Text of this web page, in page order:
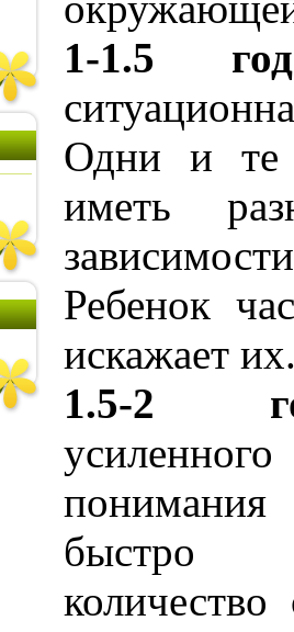
1-1.5
Одни и те
иметь
Ребенок
искажает
1.5-2
быстро